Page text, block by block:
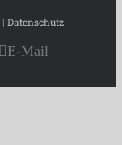
| Datenschutz
E-Mail